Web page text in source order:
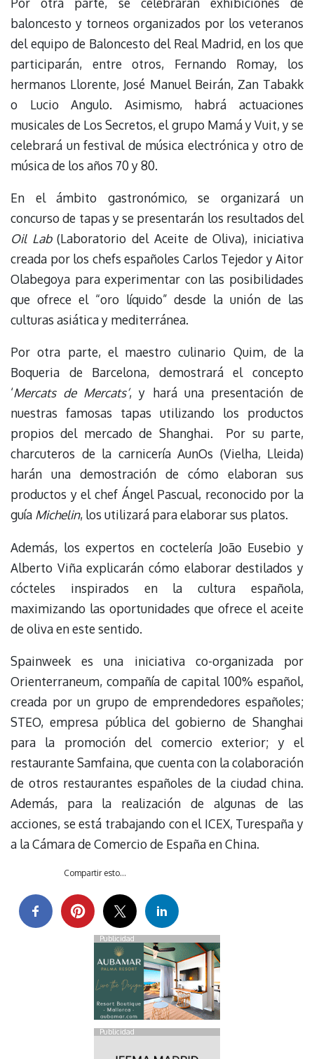
baloncesto y torneos organizados por los veteranos
del equipo de Baloncesto del Real Madrid, en los que
participarán, entre otros, Fernando Romay, los
hermanos Llorente, José Manuel Beirán, Zan Tabakk
o Lucio Angulo. Asimismo, habrá actuaciones
musicales de Los Secretos, el grupo Mamá y Vuit, y se
celebrará un festival de música electrónica y otro de
música de los años 70 y 80.
En el ámbito gastronómico, se organizará un
concurso de tapas y se presentarán los resultados del
Oil Lab(Laboratorio del Aceite de Oliva), iniciativa
creada por los chefs españoles Carlos Tejedor y Aitor
Olabegoya para experimentar con las posibilidades
que ofrece el “oro líquido” desde la unión de las
culturas asiática y mediterránea.
Por otra parte, el maestro culinario Quim, de la
Boqueria de Barcelona, demostrará el concepto
‘Mercats de Mercats’, y hará una presentación de
nuestras famosas tapas utilizando los productos
propios del mercado de Shanghai. Por su parte,
charcuteros de la carnicería AunOs (Vielha, Lleida)
harán una demostración de cómo elaboran sus
productos y el chef Ángel Pascual, reconocido por la
guía Michelin, los utilizará para elaborar sus platos.
Además, los expertos en coctelería João Eusebio y
Alberto Viña explicarán cómo elaborar destilados y
cócteles inspirados en la cultura española,
maximizando las oportunidades que ofrece el aceite
de oliva en este sentido.
Spainweek es una iniciativa co-organizada por
Orienterraneum, compañía de capital 100% español,
creada por un grupo de emprendedores españoles;
STEO, empresa pública del gobierno de Shanghai
para la promoción del comercio exterior; y el
restaurante Samfaina, que cuenta con la colaboración
de otros restaurantes españoles de la ciudad china.
Además, para la realización de algunas de las
acciones, se está trabajando con el ICEX, Turespaña y
a la Cámara de Comercio de España en China.
Compartir esto...
Publicidad
Publicidad